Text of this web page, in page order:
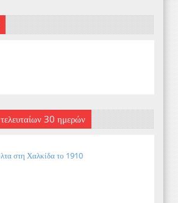
30 ημερών
στη Χαλκίδα το 1910